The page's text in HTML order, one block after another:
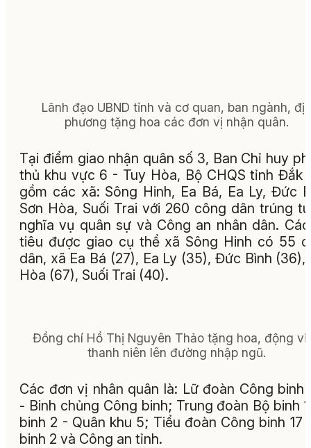
Lãnh đạo UBND tỉnh và cơ quan, ban ngành, địa
phương tặng hoa các đơn vị nhận quân.
Tại điểm giao nhận quân số 3, Ban Chỉ huy
thủ khu vực 6 - Tuy Hòa, Bộ CHQS tỉnh Đắk
gồm các xã: Sông Hinh, Ea Bá, Ea Ly, Đức
Sơn Hòa, Suối Trai với 260 công dân trúng
nghĩa vụ quân sự và Công an nhân dân.
tiêu được giao cụ thể xã Sông Hinh có 55
dân, xã Ea Bá (27), Ea Ly (35), Đức Bình (36),
Hòa (67), Suối Trai (40).
Đồng chí Hồ Thị Nguyên Thảo tặng hoa, động
thanh niên lên đường nhập ngũ.
Các đơn vị nhân quân là: Lữ đoàn Công binh
- Binh chủng Công binh; Trung đoàn Bộ binh
binh 2 - Quân khu 5; Tiểu đoàn Công binh 17
binh 2 và Công an tỉnh.